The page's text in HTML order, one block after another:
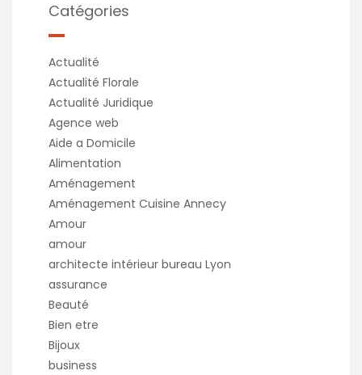
Catégories
Actualité
Actualité Florale
Actualité Juridique
Agence web
Aide a Domicile
Alimentation
Aménagement
Aménagement Cuisine Annecy
Amour
amour
architecte intérieur bureau Lyon
assurance
Beauté
Bien etre
Bijoux
business